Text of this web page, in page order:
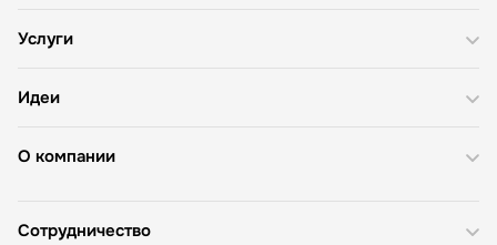
О компании
Услуги
Идеи
Сотрудничество